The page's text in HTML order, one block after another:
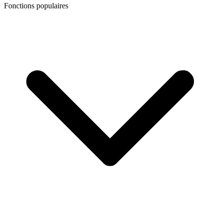
Fonctions populaires